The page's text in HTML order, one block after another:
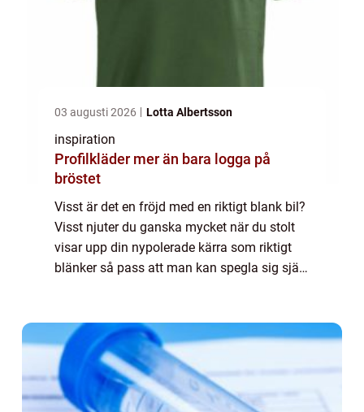
03 augusti 2026 Lotta Albertsson
inspiration
Profilkläder mer än bara logga på
bröstet
Visst är det en fröjd med en riktigt blank bil?
Visst njuter du ganska mycket när du stolt
visar upp din nypolerade kärra som riktigt
blänker så pass att man kan spegla sig själv